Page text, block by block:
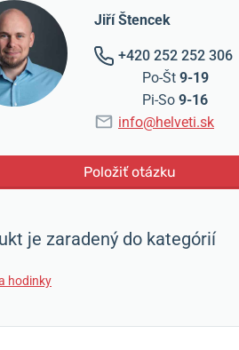
Jiří Štencek
+420 252 252 306
Po-Št 9-19
Pi-So 9-16
info@helveti.sk
Položiť otázku
je zaradený do kategórií
hodinky